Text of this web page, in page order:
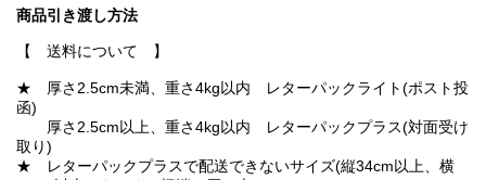
商品引き渡し方法
【 送料について 】
★ 厚さ2.5cm未満、重さ4kg以内 レターパックライト(ポスト投
函)
厚さ2.5cm以上、重さ4kg以内 レターパックプラス(対面受け
取り)
★ レターパックプラスで配送できないサイズ(縦34cm以上、横